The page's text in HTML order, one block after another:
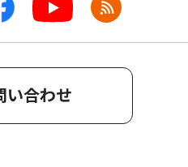
い合わせ